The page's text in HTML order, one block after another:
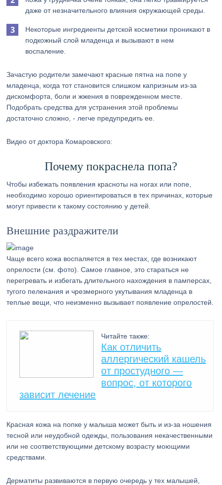
даже от незначительного влияния окружающей среды.
Некоторые ингредиенты детской косметики проникают в
подкожный слой младенца и вызывают в нем
воспаление.
Зачастую родители замечают красные пятна на попе у
младенца, когда тот становится слишком капризным из-за
дискомфорта, боли и жжения в поврежденном месте.
Подобрать средства для устранения этой проблемы
достаточно сложно, ­- легче предупредить ее.
Видео от доктора Комаровского:
Почему покраснела попа?
Чтобы избежать появления красноты на ногах или попе,
необходимо хорошо ориентироваться в тех причинах, которые
могут привести к такому состоянию у детей.
Внешние раздражители
Чаще всего кожа воспаляется в тех местах, где возникают
опрелости (см. фото). Самое главное, это стараться не
перегревать и избегать длительного нахождения в памперсах,
тугого пеленания и чрезмерного укутывания младенца в
теплые вещи, что неизменно вызывает появление опрелостей.
Читайте также:
Как отличить
аллергический кашель
от простудного —
вопрос, от которого
зависит лечение
Красная кожа на попке у малыша может быть и из-за ношения
тесной или неудобной одежды, пользования некачественными
или не соответствующими детскому возрасту моющими
средствами.
Дерматиты развиваются в первую очередь у тех малышей,